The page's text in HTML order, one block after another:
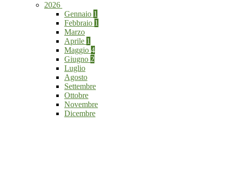
2026
Gennaio 1
Febbraio 1
Marzo
Aprile 1
Maggio 4
Giugno 2
Luglio
Agosto
Settembre
Ottobre
Novembre
Dicembre